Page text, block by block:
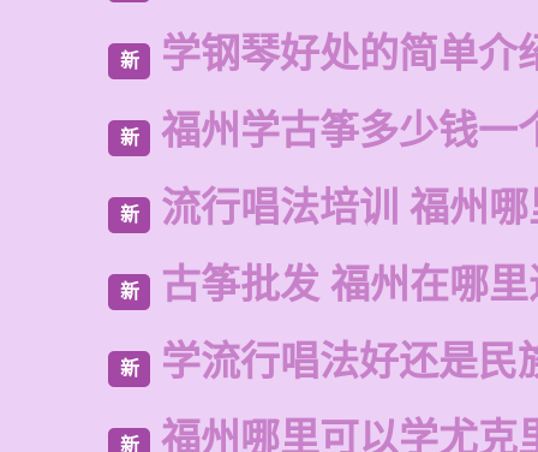
新 学钢琴好处的简单介
新 福州学古筝多少钱一
新 流行唱法培训 福州
新 古筝批发 福州在哪
新 学流行唱法好还是民
新 福州哪里可以学尤克